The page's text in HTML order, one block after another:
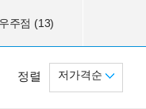
주점 (13)
정렬 저가격순